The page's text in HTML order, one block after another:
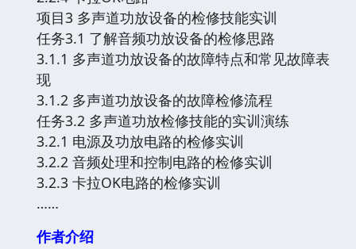
项目3 多声道功放设备的检修技能实训
任务3.1 了解音频功放设备的检修思路
3.1.1 多声道功放设备的故障特点和常见故障表
现
3.1.2 多声道功放设备的故障检修流程
任务3.2 多声道功放检修技能的实训演练
3.2.1 电源及功放电路的检修实训
3.2.2 音频处理和控制电路的检修实训
3.2.3 卡拉OK电路的检修实训
……
作者介绍